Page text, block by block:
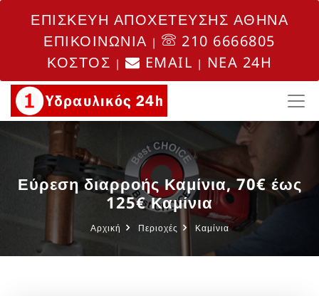
ΕΠΙΣΚΕΥΗ ΑΠΟΧΕΤΕΥΣΗΣ ΑΘΗΝΑ
ΕΠΙΚΟΙΝΩΝΙΑ |
210 6666805
ΚΟΣΤΟΣ | EMAIL | NEA 24H
Εύρεση διαρροής Καμίνια, 70€ έως
125€ Καμίνια
Αρχική Περιοχές Καμίνια